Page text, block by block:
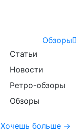
Обзоры
Статьи
Новости
Ретро-обзоры
Обзоры
Хочешь больше →